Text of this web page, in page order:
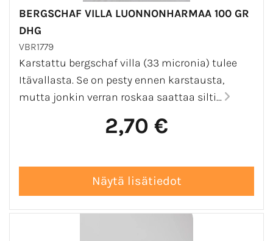
BERGSCHAF VILLA LUONNONHARMAA 100 GR
DHG
VBR1779
Karstattu bergschaf villa (33 micronia) tulee
Itävallasta. Se on pesty ennen karstausta,
mutta jonkin verran roskaa saattaa silti...
2,70 €